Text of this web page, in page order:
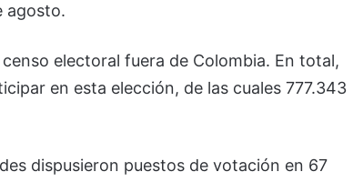
agosto.
electoral fuera de Colombia. En total,
en esta elección, de las cuales 777.343
dispusieron puestos de votación en 67